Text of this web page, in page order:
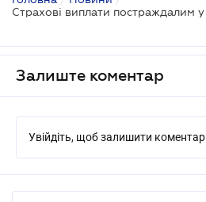
Залиште коментар
Увійдіть, щоб залишити коментар